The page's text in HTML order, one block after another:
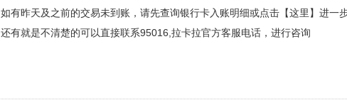
如有昨天及之前的交易未到账，请先查询银行卡入账明细或点击【这里】进一
还有就是不清楚的可以直接联系95016,拉卡拉官方客服电话，进行咨询